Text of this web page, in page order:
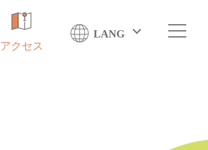
アクセス
LANG